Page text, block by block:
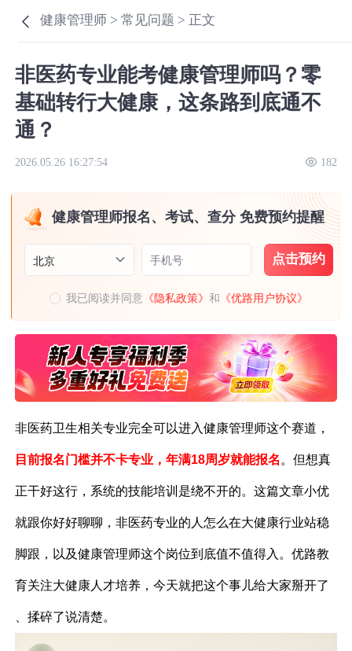
健康管理师 >常见问题 > 正文
非医药专业能考健康管理师吗？零
基础转行大健康，这条路到底通不
通？
2026.05.26 16:27:54 182
健康管理师报名、考试、查分 免费预约提醒
北京 手机号 点击预约
我已阅读并同意 《隐私政策》和 《优路用户协议》
非医药卫生相关专业完全可以进入健康管理师这个赛道，
目前报名门槛并不卡专业，年满18周岁就能报名 。但想真
正干好这行，系统的技能培训是绕不开的。这篇文章小优
就跟你好好聊聊，非医药专业的人怎么在大健康行业站稳
脚跟，以及健康管理师这个岗位到底值不值得入。优路教
育关注大健康人才培养，今天就把这个事儿给大家掰开了
、揉碎了说清楚。